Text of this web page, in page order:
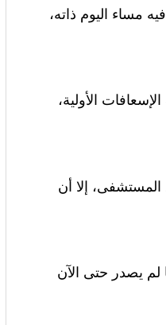
اليوم ذاته،
الأولية،
المستشفى، إلا أن
لم يصدر حتى الآن